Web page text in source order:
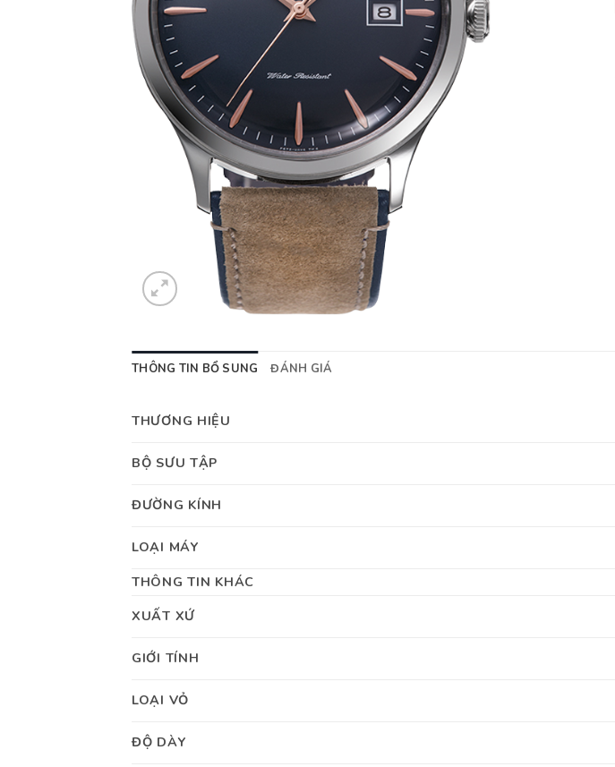
THÔNG TIN BỔ SUNG ĐÁNH GIÁ
THƯƠNG HIỆU
BỘ SƯU TẬP
ĐƯỜNG KÍNH
LOẠI MÁY
THÔNG TIN KHÁC
XUẤT XỨ
GIỚI TÍNH
LOẠI VỎ
ĐỘ DÀY